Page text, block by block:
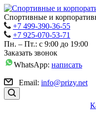
Спортивные и
+7 499-390-36-55
+7 925-070-53-71
Пн. – Пт.: с 9:00 до 19:00
Заказать звонок
WhatsApp: написать
Email: info@prizy.net